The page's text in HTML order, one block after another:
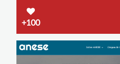
+100